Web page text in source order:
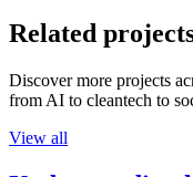
Related
Discover more projects
from AI to cleantech to
View all